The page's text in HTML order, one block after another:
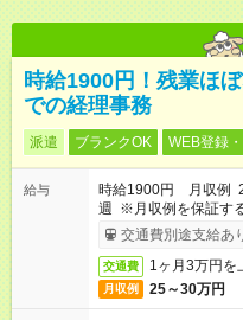
時給1900円！残業ほ
での経理事務
派遣 ブランクOK WEB登録
給与
時給1900円 月収例
週 ※月収例を保証す
ービス利用可（利用条
交通費別途支給あ
交通費 1ヶ月3万円を
月収例 25～30万円